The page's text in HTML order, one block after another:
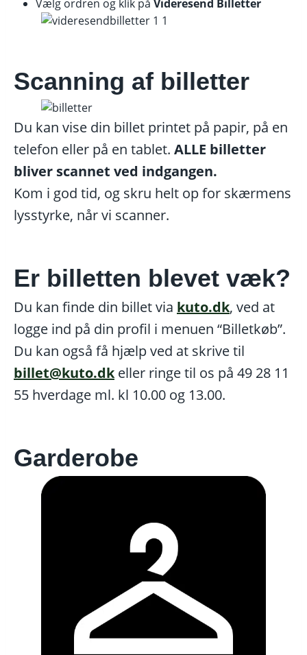
Vælg ordren og klik på Videresend Billetter
Scanning af billetter
Du kan vise din billet printet på papir, på en
telefon eller på en tablet. ALLE billetter
bliver scannet ved indgangen.
Kom i god tid, og skru helt op for skærmens
lysstyrke, når vi scanner.
Er billetten blevet væk?
Du kan finde din billet via kuto.dk, ved at
logge ind på din profil i menuen “Billetkøb”.
Du kan også få hjælp ved at skrive til
billet@kuto.dkeller ringe til os på 49 28 11
55 hverdage ml. kl 10.00 og 13.00.
Garderobe